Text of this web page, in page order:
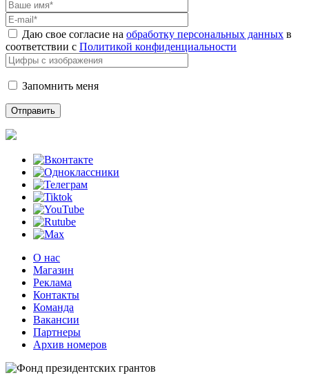
Даю свое согласие на обработку персональных данных в
соответствии с Политикой конфиденциальности
Запомнить меня
О нас
Магазин
Реклама
Контакты
Команда
Вакансии
Партнеры
Архив номеров